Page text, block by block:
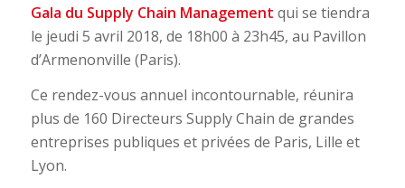
Gala du Supply Chain Management qui se tiendra
le jeudi 5 avril 2018, de 18h00 à 23h45, au Pavillon
d’Armenonville (Paris).
Ce rendez-vous annuel incontournable, réunira
plus de 160 Directeurs Supply Chain de grandes
entreprises publiques et privées de Paris, Lille et
Lyon.